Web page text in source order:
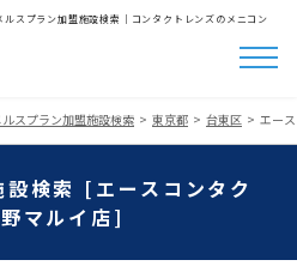
スプラン加盟施設検索│コンタクトレンズのメニコン
ルスプラン加盟施設検索 東京都 台東区 エー
検索 [エースコンタク
マルイ店]